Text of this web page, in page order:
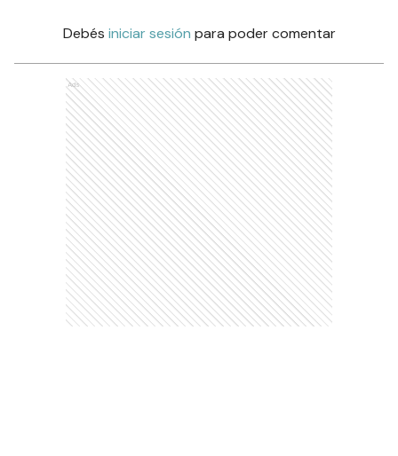
Debés iniciar sesión para poder comentar
Ads